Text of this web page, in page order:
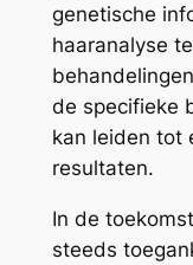
genetische
haaranalyse
de specifieke
kan leiden tot
resultaten.
In de
steeds